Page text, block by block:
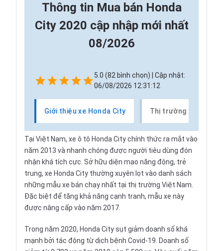
Thông tin Mua bán Honda
City 2020 cập nhập mới nhất
08/2026
5.0 (82 bình chọn) | Cập nhật:
06/08/2026 12:31:12
Giới thiệu xe Honda City Thị trường xe Honda
Tại Việt Nam, xe ô tô Honda City chính thức ra mắt vào
năm 2013 và nhanh chóng được người tiêu dùng đón
nhận khá tích cực. Sở hữu diện mạo năng động, trẻ
trung, xe Honda City thường xuyên lọt vào danh sách
những mẫu xe bán chạy nhất tại thị trường Việt Nam.
Đặc biệt để tăng khả năng cạnh tranh, mẫu xe này
được nâng cấp vào năm 2017.
Trong năm 2020, Honda City sụt giảm doanh số khá
mạnh bởi tác động từ dịch bệnh Covid-19. Doanh số